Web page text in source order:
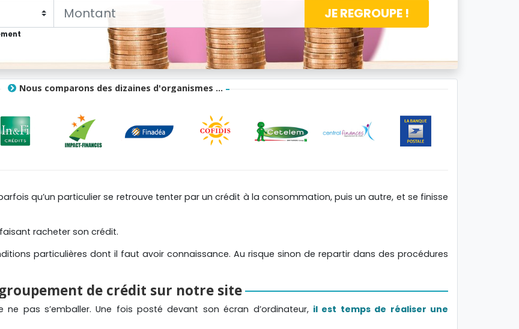
JE REGROUPE !
Nous comparons des dizaines d'organismes ...
qu’un particulier se retrouve tenter par un crédit à la consommation, puis un autre, et se finisse
racheter son crédit.
particulières dont il faut avoir connaissance. Au risque sinon de repartir dans des procédures
de crédit sur notre site
pas s’emballer. Une fois posté devant son écran d’ordinateur, il est temps de réaliser une